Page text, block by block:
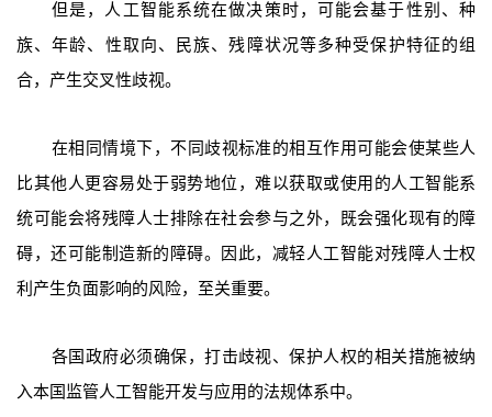
但是，人工智能系统在做决策时，可能会基于性别、种
族、年龄、性取向、民族、残障状况等多种受保护特征的组
合，产生交叉性歧视。
在相同情境下，不同歧视标准的相互作用可能会使某些人
比其他人更容易处于弱势地位，难以获取或使用的人工智能系
统可能会将残障人士排除在社会参与之外，既会强化现有的障
碍，还可能制造新的障碍。因此，减轻人工智能对残障人士权
利产生负面影响的风险，至关重要。
各国政府必须确保，打击歧视、保护人权的相关措施被纳
入本国监管人工智能开发与应用的法规体系中。